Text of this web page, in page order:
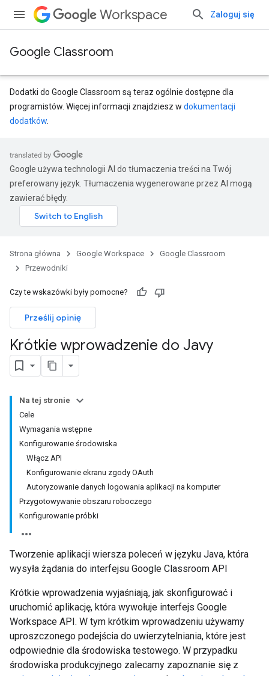
Workspace Zaloguj się
Google Classroom
Dodatki do Google Classroom są teraz ogólnie dostępne dla
programistów. Więcej informacji znajdziesz w dokumentacji
dodatków
Google używa technologii AI do tłumaczenia treści na Twój
preferowany język. Tłumaczenia wygenerowane przez AI mogą
zawierać błędy.
Strona główna Google Workspace
Google Classroom
Przewodniki
Czy te wskazówki były pomocne?
Prześlij opinię
Krótkie wprowadzenie do Javy
Na tej stronie
Cele
Wymagania wstępne
Konfigurowanie środowiska
Włącz API
Konfigurowanie ekranu zgody OAuth
Autoryzowanie danych logowania aplikacji na komputer
Przygotowywanie obszaru roboczego
Konfigurowanie próbki
Tworzenie aplikacji wiersza poleceń w języku Java, która
wysyła żądania do interfejsu Google Classroom API
Krótkie wprowadzenia wyjaśniają, jak skonfigurować i
uruchomić aplikację, która wywołuje interfejs Google
Workspace API. W tym krótkim wprowadzeniu używamy
uproszczonego podejścia do uwierzytelniania, które jest
odpowiednie dla środowiska testowego. W przypadku
środowiska produkcyjnego zalecamy zapoznanie się z